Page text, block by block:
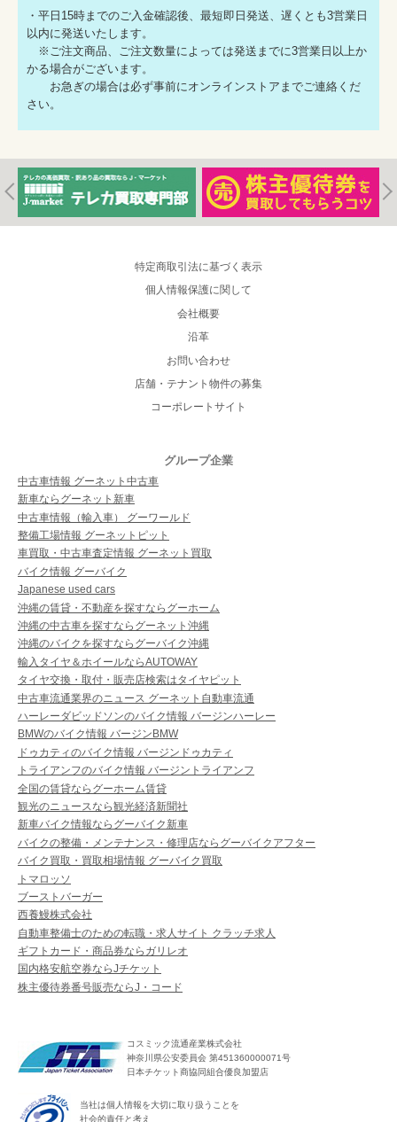
・平日15時までのご入金確認後、最短即日発送、遅くとも3営業日
以内に発送いたします。
※ご注文商品、ご注文数量によっては発送までに3営業日以上か
かる場合がございます。
お急ぎの場合は必ず事前にオンラインストアまでご連絡くだ
さい。
特定商取引法に基づく表示
個人情報保護に関して
会社概要
沿革
お問い合わせ
店舗・テナント物件の募集
コーポレートサイト
グループ企業
中古車情報 グーネット中古車
新車ならグーネット新車
中古車情報（輸入車） グーワールド
整備工場情報 グーネットピット
車買取・中古車査定情報 グーネット買取
バイク情報 グーバイク
Japanese used cars
沖縄の賃貸・不動産を探すならグーホーム
沖縄の中古車を探すならグーネット沖縄
沖縄のバイクを探すならグーバイク沖縄
輸入タイヤ＆ホイールならAUTOWAY
タイヤ交換・取付・販売店検索はタイヤピット
中古車流通業界のニュース グーネット自動車流通
ハーレーダビッドソンのバイク情報 バージンハーレー
BMWのバイク情報 バージンBMW
ドゥカティのバイク情報 バージンドゥカティ
トライアンフのバイク情報 バージントライアンフ
全国の賃貸ならグーホーム賃貸
観光のニュースなら観光経済新聞社
新車バイク情報ならグーバイク新車
バイクの整備・メンテナンス・修理店ならグーバイクアフター
バイク買取・買取相場情報 グーバイク買取
トマロッソ
ブーストバーガー
西養鰻株式会社
自動車整備士のための転職・求人サイト クラッチ求人
ギフトカード・商品券ならガリレオ
国内格安航空券ならJチケット
株主優待券番号販売ならJ・コード
コスミック流通産業株式会社
神奈川県公安委員会 第451360000071号
日本チケット商協同組合優良加盟店
当社は個人情報を大切に取り扱うことを
社会的責任と考え